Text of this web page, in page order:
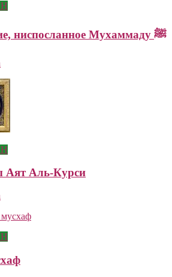
Первое откровение, ниспосланное Мухаммаду ﷺ
Аят Аль-Курси